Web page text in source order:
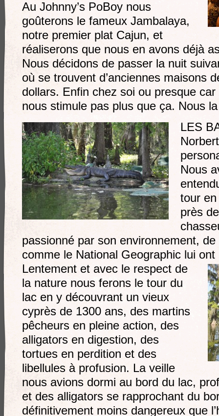
Au Johnny’s PoBoy nous
goûterons le fameux Jambalaya,
notre premier plat Cajun, et
réaliserons que nous en avons déjà
Nous décidons de passer la nuit
où se trouvent d’anciennes maisons
dollars. Enfin chez soi ou presque
nous stimule pas plus que ça. Nous
LES
Nous
tour
près
passionné par son environnement,
comme le National Geographic lui
Lentement et avec le respect de
la nature nous ferons le tour du
lac en y découvrant un vieux
cyprès de 1300 ans, des martins
pêcheurs en pleine action, des
alligators en digestion, des
tortues en perdition et des
libellules à profusion. La veille
nous avions dormi au bord du lac,
et des alligators se rapprochant du
définitivement moins dangereux que